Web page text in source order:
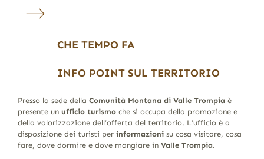
CHE TEMPO FA
INFO POINT SUL TERRITORIO
Presso la sede della Comunità Montana di Valle Trompia è
presente un ufficio turismoche si occupa della promozione e
della valorizzazione dell’offerta del territorio. L’ufficio è a
disposizione dei turisti per informazionisu cosa visitare, cosa
fare, dove dormire e dove mangiare in Valle Trompia.